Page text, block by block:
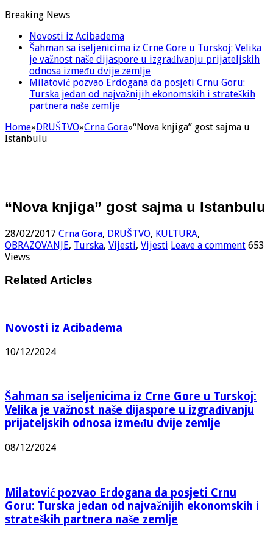
Breaking News
Novosti iz Acibadema
Šahman sa iseljenicima iz Crne Gore u Turskoj: Velika
je važnost naše dijaspore u izgrađivanju prijateljskih
odnosa između dvije zemlje
Milatović pozvao Erdogana da posjeti Crnu Goru:
Turska jedan od najvažnijih ekonomskih i strateških
partnera naše zemlje
Home»DRUŠTVO»Crna Gora»“Nova knjiga” gost sajma u
Istanbulu
“Nova knjiga” gost sajma u Istanbulu
28/02/2017 Crna Gora, DRUŠTVO, KULTURA,
OBRAZOVANJE, Turska, Vijesti, Vijesti Leave a comment 653
Views
Related Articles
Novosti iz Acibadema
10/12/2024
Šahman sa iseljenicima iz Crne Gore u Turskoj:
Velika je važnost naše dijaspore u izgrađivanju
prijateljskih odnosa između dvije zemlje
08/12/2024
Milatović pozvao Erdogana da posjeti Crnu
Goru: Turska jedan od najvažnijih ekonomskih i
strateških partnera naše zemlje